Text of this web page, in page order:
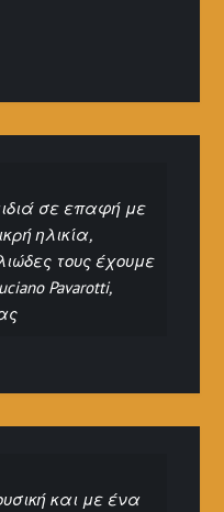
σε επαφή με
ηλικία,
τους έχουμε
Pavarotti,
και με ένα